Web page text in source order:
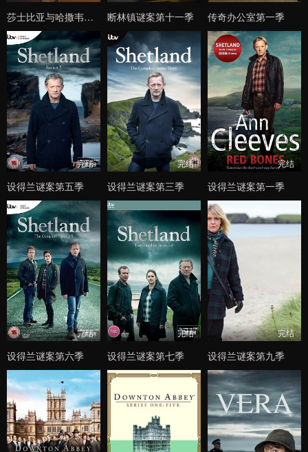
莎士比亚与哈撒韦：私人调查员第三季 断林镇谜案第十一季 传奇办公室第一季
完结
设得兰谜案第五季
完结
设得兰谜案第三季
完结
设得兰谜案第一季
完结
设得兰谜案第六季
完结
设得兰谜案第七季
完结
设得兰谜案第九季